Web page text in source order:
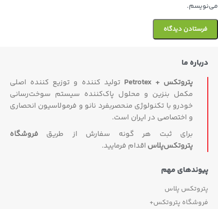
می‌نویسم.
درباره ما
پتروتکس + Petrotex
تولید کننده و توزیع کننده اصلی
مکمل بنزین و محلول پاک‌کننده سیستم سوخت‌رسانی
خودرو با تکنولوژی منحصربفرد نانو و فرمولاسیون انحصاری
و اختصاصی در ایران است.
برای ثبت هر گونه سفارش از طریق فروشگاه
پتروتکس‏‌پلاس اقدام فرمایید.
پیوندهای مهم
پتروتکس پلاس
فروشگاه پتروتکس+